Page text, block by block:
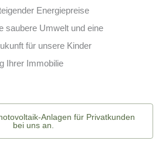
Energiepreise
saubere Umwelt und eine
für unsere Kinder
Ihrer Immobilie
Anlagen für Privatkunden
bei uns an.